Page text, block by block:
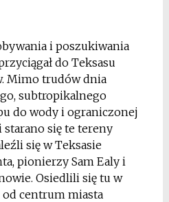
i poszukiwania
do Teksasu
Mimo trudów dnia
subtropikalnego
do wody i ograniczonej
się te tereny
się w Teksasie
pionierzy Sam Ealy i
Osiedlili się tu w
od centrum miasta